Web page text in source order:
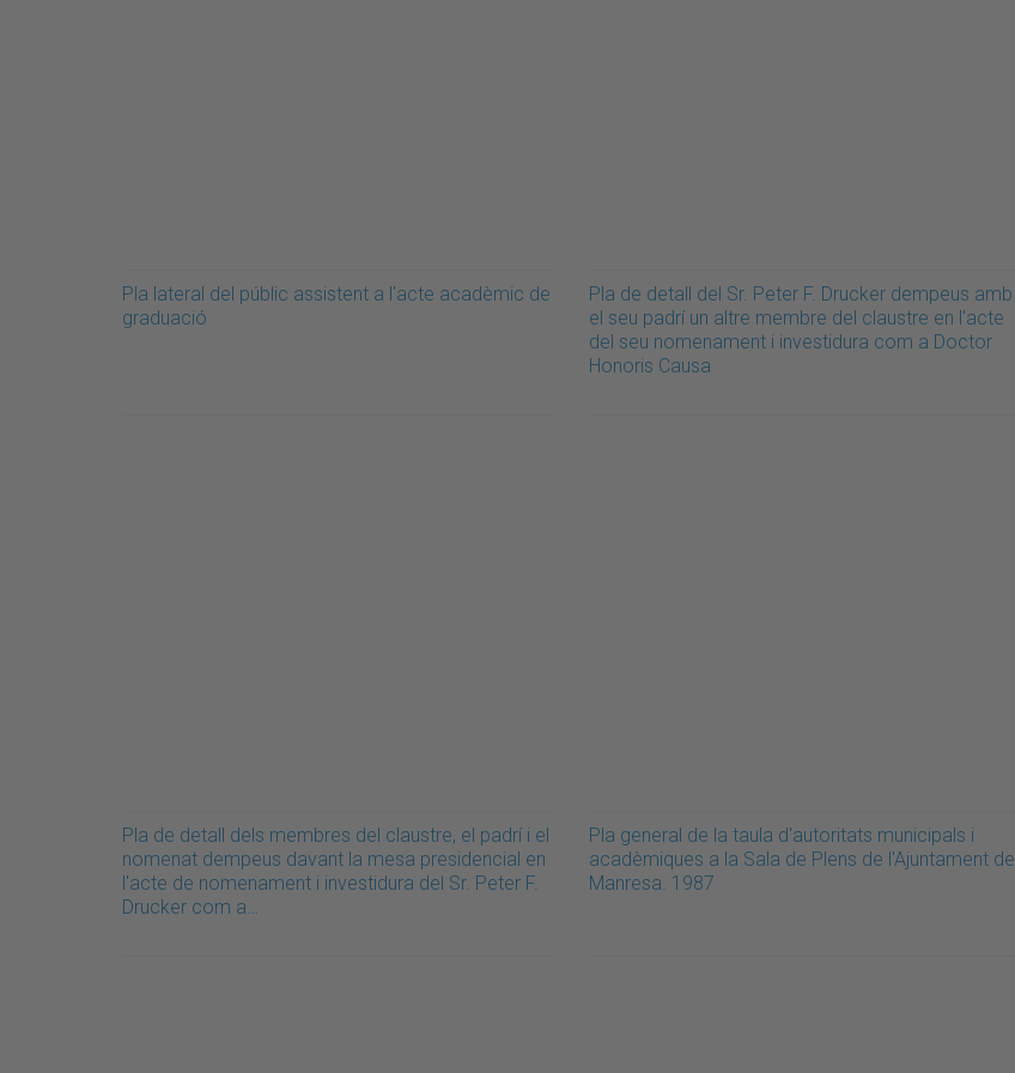
Pla lateral del públic assistent a l'acte acadèmic de
graduació
Pla de detall del Sr. Peter F. Drucker dempeus amb
el seu padrí un altre membre del claustre en l'acte
del seu nomenament i investidura com a Doctor
Honoris Causa
Pla de detall dels membres del claustre, el padrí i el
nomenat dempeus davant la mesa presidencial en
l'acte de nomenament i investidura del Sr. Peter F.
Drucker com a…
Pla general de la taula d'autoritats municipals i
acadèmiques a la Sala de Plens de l'Ajuntament de
Manresa. 1987